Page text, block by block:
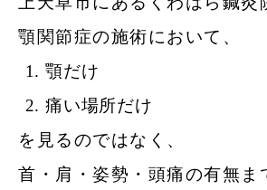
顎関節症の施術において、
顎だけ
痛い場所だけ
を見るのではなく、
首・肩・姿勢・頭痛の有無ま